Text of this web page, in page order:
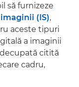
să furnizeze
(IS),
aceste tipuri
a imaginii
citită
cadru,